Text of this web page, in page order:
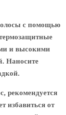
с помощью
и высокими
Наносите
рекомендуется
избавиться от